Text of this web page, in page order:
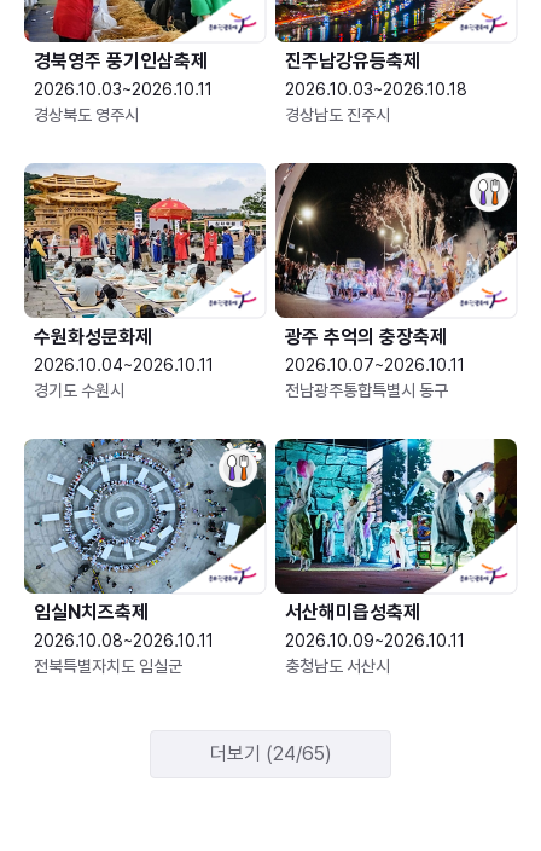
경북영주 풍기인삼축제
2026.10.03~2026.10.11
경상북도 영주시
진주남강유등축제
2026.10.03~2026.10.18
경상남도 진주시
수원화성문화제
2026.10.04~2026.10.11
경기도 수원시
광주 추억의 충장축제
2026.10.07~2026.10.11
전남광주통합특별시 동구
임실N치즈축제
2026.10.08~2026.10.11
전북특별자치도 임실군
서산해미읍성축제
2026.10.09~2026.10.11
충청남도 서산시
더보기 (24/65)